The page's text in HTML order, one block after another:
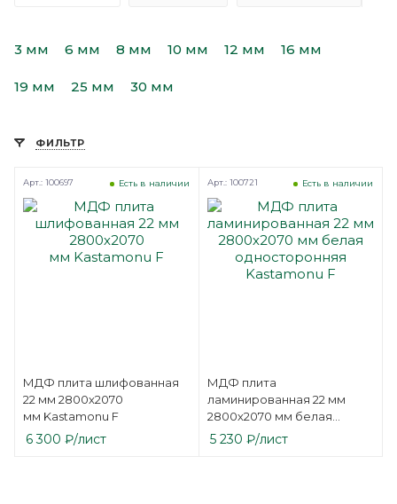
3 мм 6 мм 8 мм 10 мм 12 мм 16 мм
19 мм 25 мм 30 мм
ФИЛЬТР
МДФ плита шлифованная
22 мм 2800х2070
мм Kastamonu F
Есть в наличии
Арт.: 100697
6 300 ₽/лист
МДФ плита
ламинированная 22 мм
2800х2070 мм белая
односторонняя
Kastamonu F
Есть в наличии
Арт.: 100721
5 230 ₽/лист